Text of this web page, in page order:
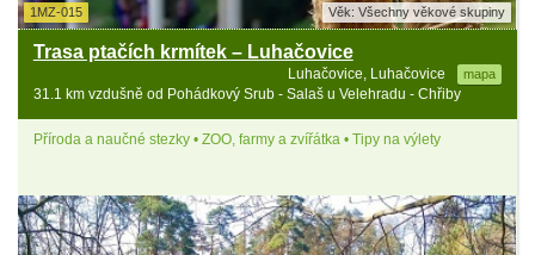
1MZ-015 Věk: Všechny věkové skupiny
Trasa ptačích krmítek – Luhačovice
Luhačovice, Luhačovice mapa
31.1 km vzdušně od Pohádkový Srub - Salaš u Velehradu - Chřiby
Příroda a naučné stezky • ZOO, farmy a zvířátka • Tipy na výlety